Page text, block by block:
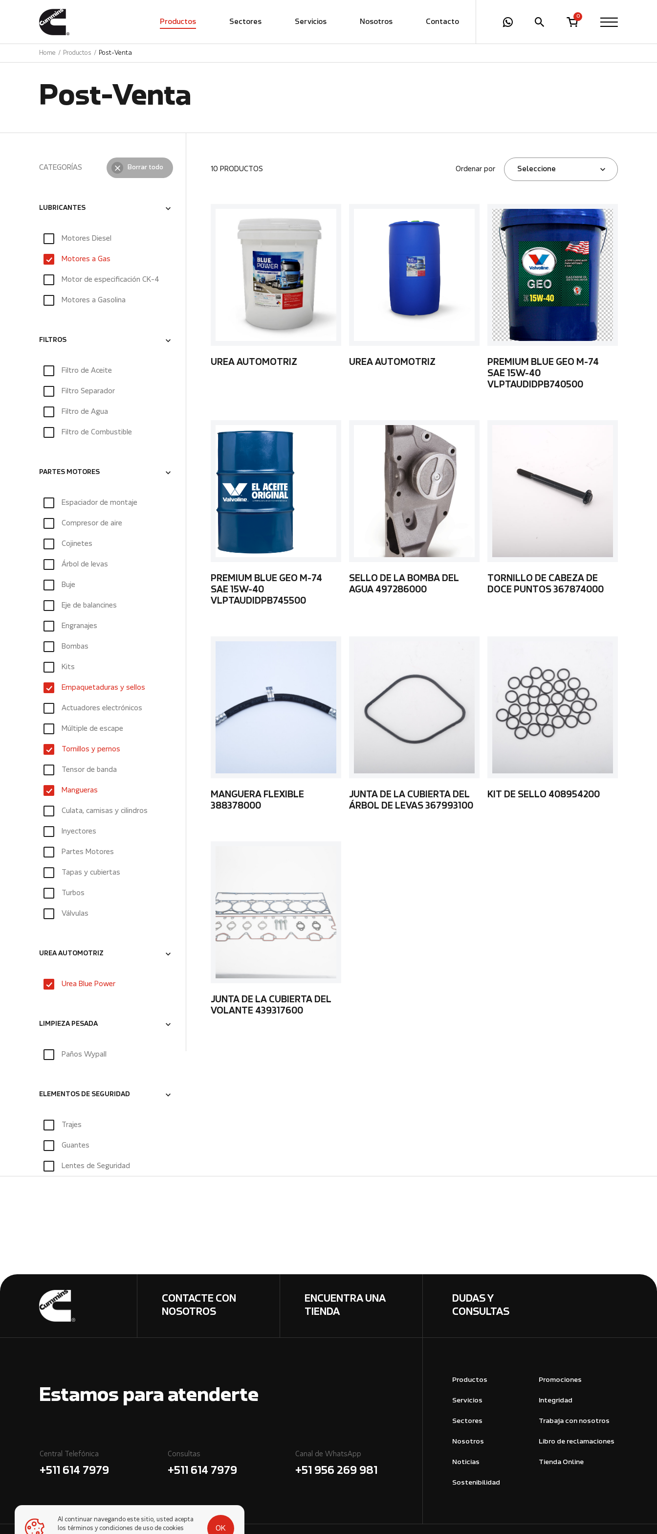
Productos Sectores Servicios Nosotros Contacto
0
Home Productos Post-Venta
Post-Venta
CATEGORÍAS Borrar todo
LUBRICANTES
Motores Diesel
Motores a Gas
Motor de especificación CK-4
Motores a Gasolina
FILTROS
Filtro de Aceite
Filtro Separador
Filtro de Agua
Filtro de Combustible
PARTES MOTORES
Espaciador de montaje
Compresor de aire
Cojinetes
Árbol de levas
Buje
Eje de balancines
Engranajes
Bombas
Kits
Empaquetaduras y sellos
Actuadores electrónicos
Múltiple de escape
Tornillos y pernos
Tensor de banda
Mangueras
Culata, camisas y cilindros
Inyectores
Partes Motores
Tapas y cubiertas
Turbos
Válvulas
UREA AUTOMOTRIZ
Urea Blue Power
LIMPIEZA PESADA
Paños Wypall
ELEMENTOS DE SEGURIDAD
Trajes
Guantes
Lentes de Seguridad
10 PRODUCTOS Ordenar por Seleccione
UREA AUTOMOTRIZ UREA AUTOMOTRIZ
PREMIUM BLUE GEO M-74
SAE 15W-40
VLPTAUDIDPB740500
PREMIUM BLUE GEO M-74
SAE 15W-40
VLPTAUDIDPB745500
SELLO DE LA BOMBA DEL
AGUA 497286000
TORNILLO DE CABEZA DE
DOCE PUNTOS 367874000
MANGUERA FLEXIBLE
388378000
JUNTA DE LA CUBIERTA DEL
ÁRBOL DE LEVAS 367993100
KIT DE SELLO 408954200
JUNTA DE LA CUBIERTA DEL
VOLANTE 439317600
CONTACTE CON
NOSOTROS
ENCUENTRA UNA
TIENDA
DUDAS Y
CONSULTAS
Estamos para atenderte
Central Telefónica
+511 614 7979
Consultas
+511 614 7979
Canal de WhatsApp
+51 956 269 981
Productos
Servicios
Sectores
Nosotros
Noticias
Sostenibilidad
Promociones
Integridad
Trabaja con nosotros
Libro de reclamaciones
Tienda Online
Al continuar navegando este sitio, usted acepta
los términos y condiciones de uso de cookies
OK